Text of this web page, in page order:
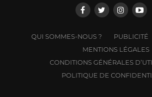
QUI SOMMES-NOUS ? PUBLICITÉ
MENTIONS LÉGALES
CONDITIONS GÉNÉRALES
POLITIQUE DE